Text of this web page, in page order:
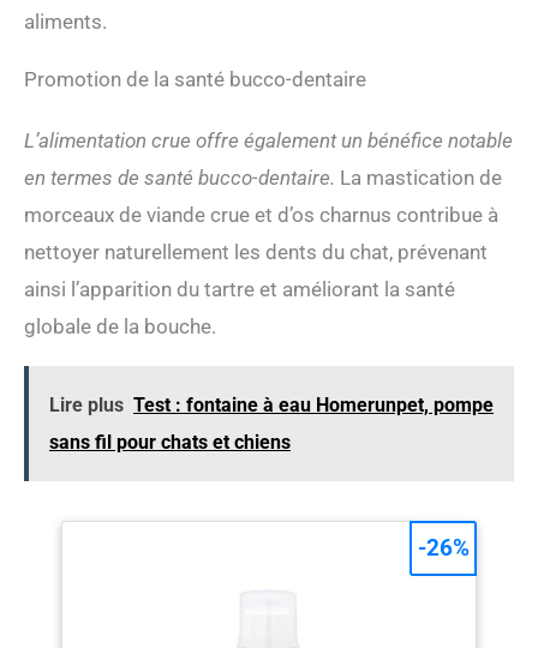
aliments.
Promotion de la santé bucco-dentaire
L’alimentation crue offre également un bénéfice notable
en termes de santé bucco-dentaire. La mastication de
morceaux de viande crue et d’os charnus contribue à
nettoyer naturellement les dents du chat, prévenant
ainsi l’apparition du tartre et améliorant la santé
globale de la bouche.
Lire plus Test : fontaine à eau Homerunpet, pompe
sans fil pour chats et chiens
-26%